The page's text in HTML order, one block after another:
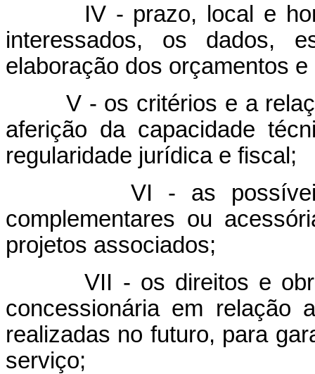
IV - prazo, local e
interessados, os dados,
elaboração dos orçamentos
V - os critérios e a
aferição da capacidade
regularidade jurídica e fiscal;
VI - as
complementares ou
projetos associados;
VII - os direitos e
concessionária em relação
realizadas no futuro, para
serviço;